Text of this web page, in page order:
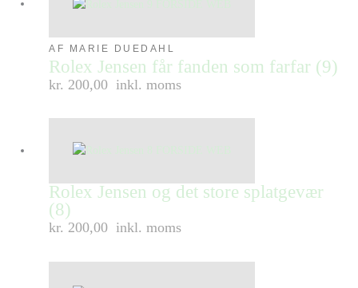
AF MARIE DUEDAHL
Rolex Jensen får fanden som farfar (9)
kr. 200,00 inkl. moms
Rolex Jensen og det store splatgevær
(8)
kr. 200,00 inkl. moms